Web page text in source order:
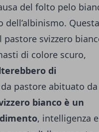
del folto pelo
Questa
svizzero
di colore scuro,
di
pastore abituato da
bianco è un
, intelligenza e